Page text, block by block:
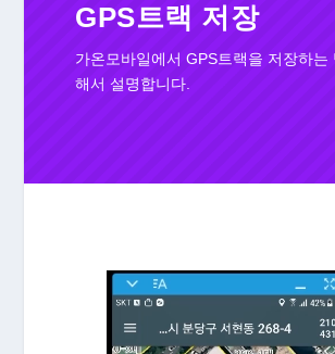
GPS트랙 저장
가온모바일에서 GPS트랙을 저장하는
해서 설명합니다.